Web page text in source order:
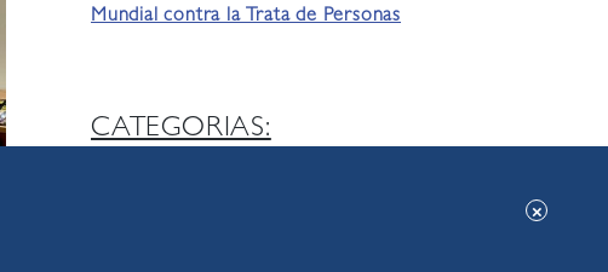
Mundial contra la Trata de Personas
CATEGORIAS: